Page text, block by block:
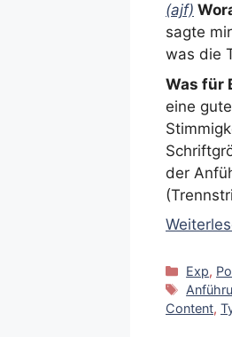
(ajf)
sagte
was die
Was für
eine
der
Exp,
Content,